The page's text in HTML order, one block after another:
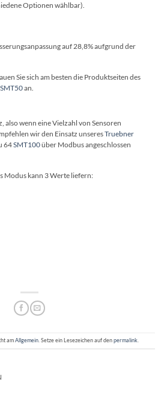
Optionen wählbar).
auf 28,8% aufgrund der
Sie sich am besten die Produktseiten des
SMT50an.
also wenn eine Vielzahl von Sensoren
wir den Einsatz unseresTruebner
64SMT100über Modbus angeschlossen
Modus kann 3 Werte liefern:
amAllgemein. Setze ein Lesezeichen auf denpermalink.